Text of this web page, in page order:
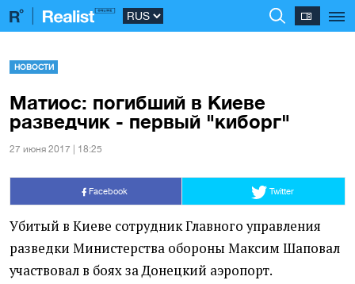
НОВОСТИ
Матиос: погибший в Киеве
разведчик - первый "киборг"
27 июня 2017 | 18:25
Facebook Twitter
Убитый в Киеве сотрудник Главного управления
разведки Министерства обороны Максим Шаповал
участвовал в боях за Донецкий аэропорт.